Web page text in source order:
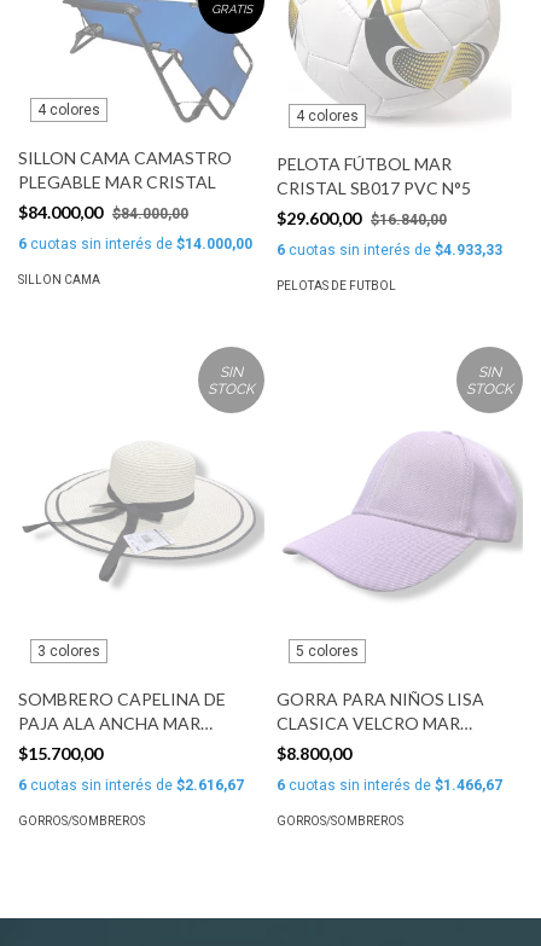
GRATIS
4 colores
SILLON CAMA CAMASTRO
PLEGABLE MAR CRISTAL
$84.000,00 $84.000,00
6 cuotas sin interés de $14.000,00
SILLON CAMA
4 colores
PELOTA FÚTBOL MAR
CRISTAL SB017 PVC N°5
$29.600,00 $16.840,00
6 cuotas sin interés de $4.933,33
PELOTAS DE FUTBOL
SIN
STOCK
3 colores
SOMBRERO CAPELINA DE
PAJA ALA ANCHA MAR
CRISTAL
$15.700,00
6 cuotas sin interés de $2.616,67
GORROS/SOMBREROS
SIN
STOCK
5 colores
GORRA PARA NIÑOS LISA
CLASICA VELCRO MAR
CRISTAL
$8.800,00
6 cuotas sin interés de $1.466,67
GORROS/SOMBREROS